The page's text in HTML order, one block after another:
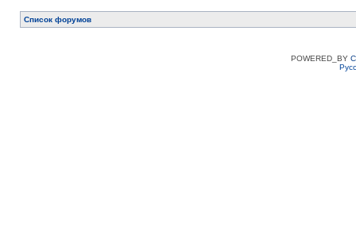
Список форумов
POWERED_BY